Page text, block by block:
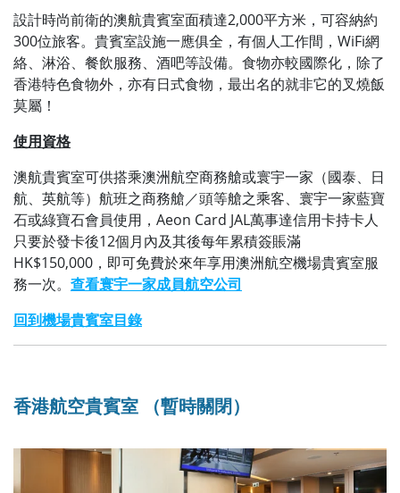
設計時尚前衛的澳航貴賓室面積達2,000平方米，可容納約
300位旅客。貴賓室設施一應俱全，有個人工作間，WiFi網
絡、淋浴、餐飲服務、酒吧等設備。食物亦較國際化，除了
香港特色食物外，亦有日式食物，最出名的就非它的叉燒飯
莫屬！
使用資格
澳航貴賓室可供搭乘澳洲航空商務艙或寰宇一家（國泰、日
航、英航等）航班之商務艙／頭等艙之乘客、寰宇一家藍寶
石或綠寶石會員使用，Aeon Card JAL萬事達信用卡持卡人
只要於發卡後12個月內及其後每年累積簽賬滿
HK$150,000，即可免費於來年享用澳洲航空機場貴賓室服
務一次。 查看寰宇一家成員航空公司
回到機場貴賓室目錄
香港航空貴賓室 （暫時關閉）